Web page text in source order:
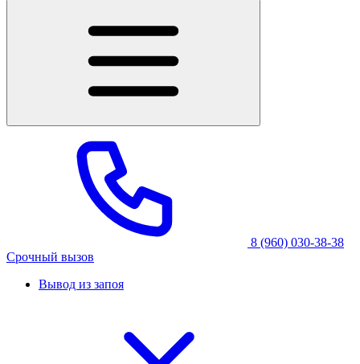
8 (960) 030-38-38
Срочный вызов
Вывод из запоя